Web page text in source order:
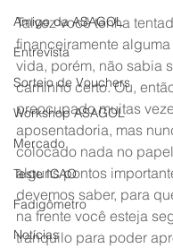
Amigo da ASAGOL
Entrevista
Sorteio de Vouchers
Workshop ASAGOL
Mercado
Teste ICAO
Fadigômetro
Notícias
Talvez você tenha
financeiramente alguma
vida, porém, não sabia
caminho certo. Ou,
preocupado muitas
aposentadoria, mas
colocado nada no
alguns pontos
devemos saber, para
na frente você esteja
tranquilo para poder